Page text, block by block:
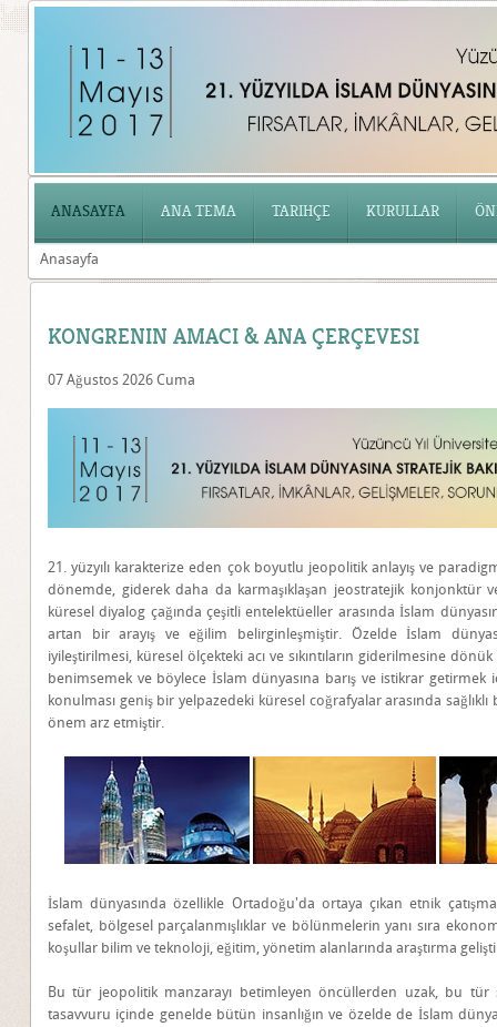
ANASAYFA ANA TEMA TARIHÇE KURULLAR
Anasayfa
KONGRENIN AMACI & ANA ÇERÇEVESI
07 Ağustos 2026 Cuma
21. yüzyılı karakterize eden çok boyutlu jeopolitik anlayış ve
dönemde, giderek daha da karmaşıklaşan jeostratejik konjonktür
küresel diyalog çağında çeşitli entelektüeller arasında İslam
artan bir arayış ve eğilim belirginleşmiştir. Özelde İslam
iyileştirilmesi, küresel ölçekteki acı ve sıkıntıların giderilmesine
benimsemek ve böylece İslam dünyasına barış ve istikrar
konulması geniş bir yelpazedeki küresel coğrafyalar arasında
önem arz etmiştir.
İslam dünyasında özellikle Ortadoğu'da ortaya çıkan etnik
sefalet, bölgesel parçalanmışlıklar ve bölünmelerin yanı sıra
koşullar bilim ve teknoloji, eğitim, yönetim alanlarında araştırma
Bu tür jeopolitik manzarayı betimleyen öncüllerden uzak, bu tür
tasavvuru içinde genelde bütün insanlığın ve özelde de İslam